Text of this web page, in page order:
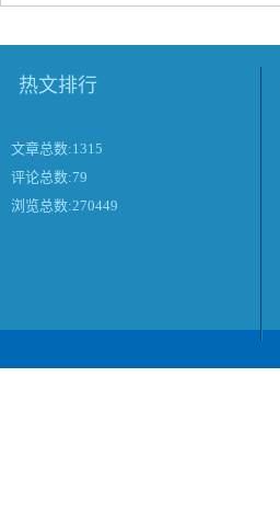
热文排行
文章总数:1315
评论总数:79
浏览总数:270449